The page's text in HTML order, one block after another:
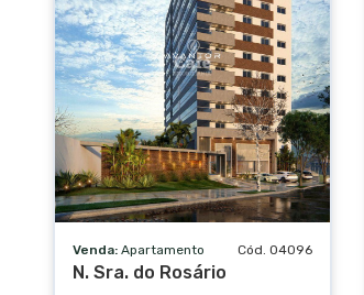
Venda: Apartamento Cód. 04096
N. Sra. do Rosário